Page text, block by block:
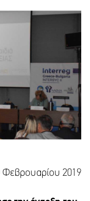
Φεβρουαρίου 2019